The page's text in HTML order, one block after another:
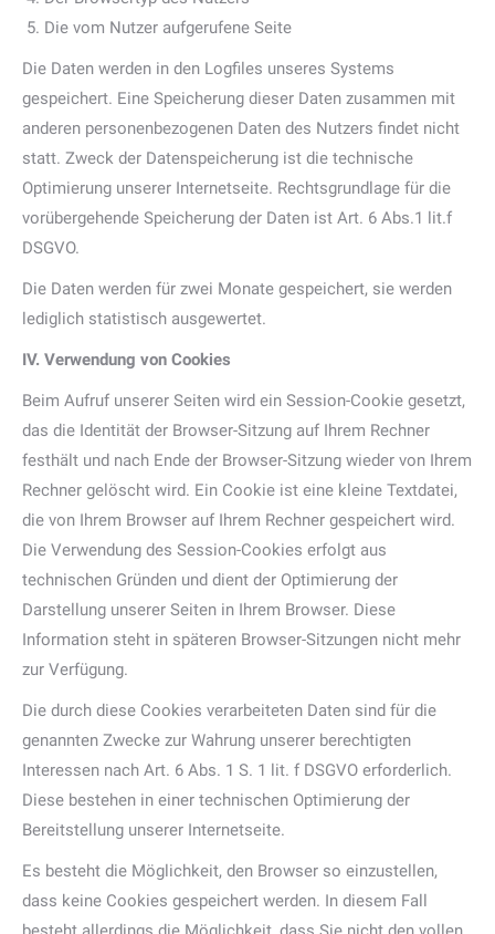
Die vom Nutzer aufgerufene Seite
Die Daten werden in den Logfiles unseres Systems
gespeichert. Eine Speicherung dieser Daten zusammen mit
anderen personenbezogenen Daten des Nutzers findet nicht
statt. Zweck der Datenspeicherung ist die technische
Optimierung unserer Internetseite. Rechtsgrundlage für die
vorübergehende Speicherung der Daten ist Art. 6 Abs.1 lit.f
DSGVO.
Die Daten werden für zwei Monate gespeichert, sie werden
lediglich statistisch ausgewertet.
IV. Verwendung von Cookies
Beim Aufruf unserer Seiten wird ein Session-Cookie gesetzt,
das die Identität der Browser-Sitzung auf Ihrem Rechner
festhält und nach Ende der Browser-Sitzung wieder von Ihrem
Rechner gelöscht wird. Ein Cookie ist eine kleine Textdatei,
die von Ihrem Browser auf Ihrem Rechner gespeichert wird.
Die Verwendung des Session-Cookies erfolgt aus
technischen Gründen und dient der Optimierung der
Darstellung unserer Seiten in Ihrem Browser. Diese
Information steht in späteren Browser-Sitzungen nicht mehr
zur Verfügung.
Die durch diese Cookies verarbeiteten Daten sind für die
genannten Zwecke zur Wahrung unserer berechtigten
Interessen nach Art. 6 Abs. 1 S. 1 lit. f DSGVO erforderlich.
Diese bestehen in einer technischen Optimierung der
Bereitstellung unserer Internetseite.
Es besteht die Möglichkeit, den Browser so einzustellen,
dass keine Cookies gespeichert werden. In diesem Fall